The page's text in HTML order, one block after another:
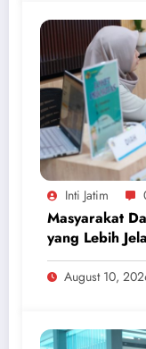
Inti Jatim
Masyarakat
yang Lebih
Pengukuran
August 10,